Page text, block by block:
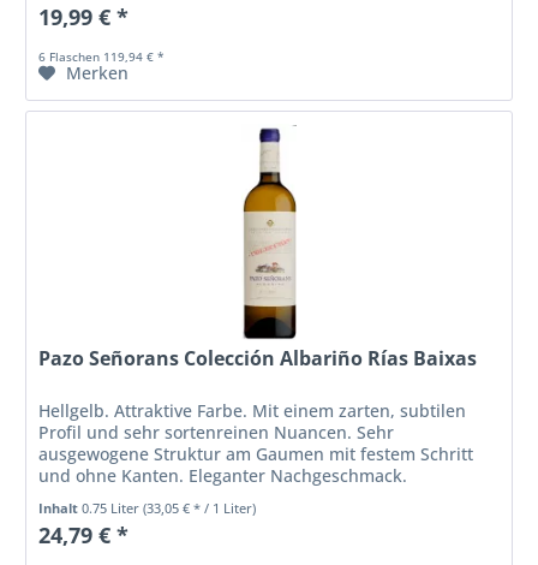
19,99 € *
6 Flaschen 119,94 € *
Merken
Pazo Señorans Colección Albariño Rías Baixas
Hellgelb. Attraktive Farbe. Mit einem zarten, subtilen
Profil und sehr sortenreinen Nuancen. Sehr
ausgewogene Struktur am Gaumen mit festem Schritt
und ohne Kanten. Eleganter Nachgeschmack.
Inhalt0.75 Liter(33,05 € * / 1 Liter)
24,79 € *